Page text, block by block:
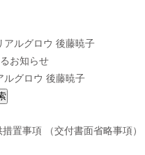
アルグロウ 後藤暁子
お知らせ
ルグロウ 後藤暁子
置事項 （交付書面省略事項）